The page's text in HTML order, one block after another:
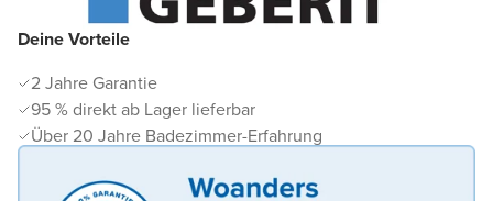
Deine Vorteile
2 Jahre Garantie
95 % direkt ab Lager lieferbar
Über 20 Jahre Badezimmer-Erfahrung